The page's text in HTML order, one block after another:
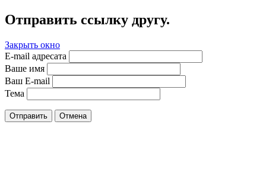
Отправить ссылку другу.
Закрыть окно
E-mail адресата
Ваше имя
Ваш E-mail
Тема
Отправить Отмена